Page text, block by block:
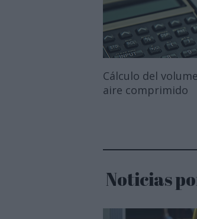
Cálculo del
aire comprimido
Noticias